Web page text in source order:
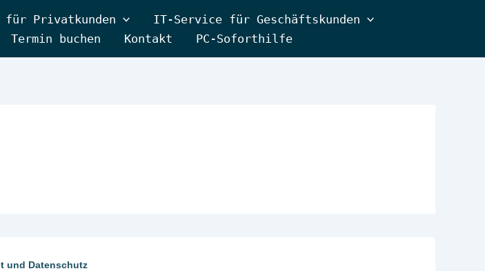
Privatkunden
IT-Service für Geschäftskunden
Termin buchen Kontakt PC-Soforthilfe
und Datenschutz